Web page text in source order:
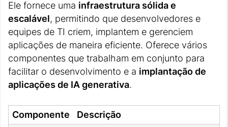
Ele fornece uma infraestrutura sólida e
escalável, permitindo que desenvolvedores e
equipes de TI criem, implantem e gerenciem
aplicações de maneira eficiente. Oferece vários
componentes que trabalham em conjunto para
facilitar o desenvolvimento e a implantação de
aplicações de IA generativa.
Componente Descrição